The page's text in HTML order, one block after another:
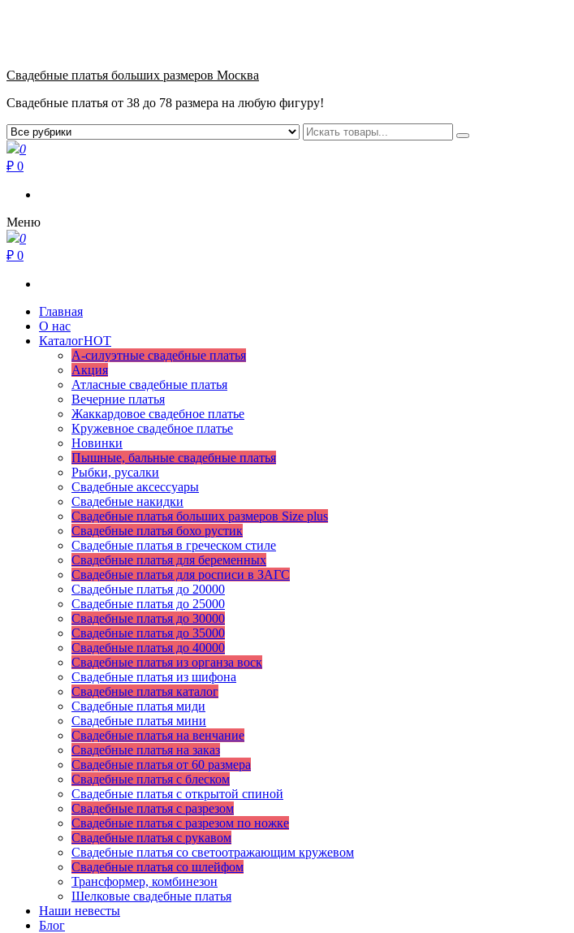
Свадебные платья больших размеров Москва
Свадебные платья от 38 до 78 размера на любую фигуру!
0
₽ 0
Меню
0
₽ 0
Главная
О нас
КаталогHOT
А-силуэтные свадебные платья
Акция
Атласные свадебные платья
Вечерние платья
Жаккардовое свадебное платье
Кружевное свадебное платье
Новинки
Пышные, бальные свадебные платья
Рыбки, русалки
Свадебные аксессуары
Свадебные накидки
Свадебные платья больших размеров Size plus
Свадебные платья бохо рустик
Свадебные платья в греческом стиле
Свадебные платья для беременных
Свадебные платья для росписи в ЗАГС
Свадебные платья до 20000
Свадебные платья до 25000
Свадебные платья до 30000
Свадебные платья до 35000
Свадебные платья до 40000
Свадебные платья из органза воск
Свадебные платья из шифона
Свадебные платья каталог
Свадебные платья миди
Свадебные платья мини
Свадебные платья на венчание
Свадебные платья на заказ
Свадебные платья от 60 размера
Свадебные платья с блеском
Свадебные платья с открытой спиной
Свадебные платья с разрезом
Свадебные платья с разрезом по ножке
Свадебные платья с рукавом
Свадебные платья со светоотражающим кружевом
Свадебные платья со шлейфом
Трансформер, комбинезон
Шелковые свадебные платья
Наши невесты
Блог